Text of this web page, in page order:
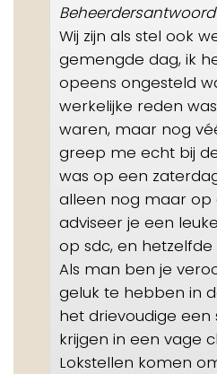
Wij zijn als stel ook
gemengde dag, ik
opeens ongesteld
werkelijke reden
waren, maar nog
greep me echt bij
was op een
alleen nog maar op
adviseer je een
op sdc, en
Als man ben je
geluk te hebben in
het drievoudige
krijgen in een vage
Lokstellen komen